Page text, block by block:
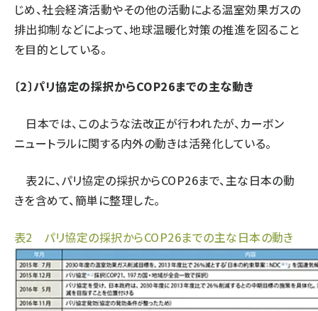
じめ、社会経済活動やその他の活動による温室効果ガスの
排出抑制などによって、地球温暖化対策の推進を図ること
を目的としている。
〔2〕パリ協定の採択からCOP26までの主な動き
日本では、このような法改正が行われたが、カーボン
ニュートラルに関する内外の動きは活発化している。
表2に、パリ協定の採択からCOP26まで、主な日本の動
きを含めて、簡単に整理した。
表2 パリ協定の採択からCOP26までの主な日本の動き